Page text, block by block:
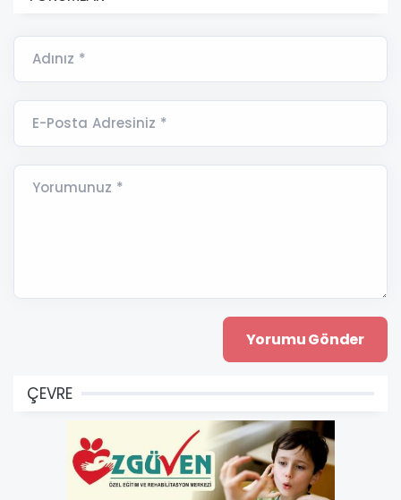
Adınız *
E-Posta Adresiniz *
Yorumunuz *
ÇEVRE